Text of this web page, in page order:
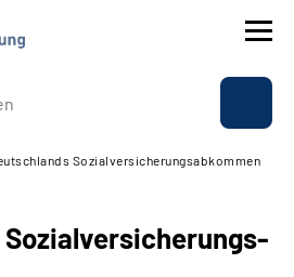
Sozialversicherungs­abkommen
Sozialversicherungs­